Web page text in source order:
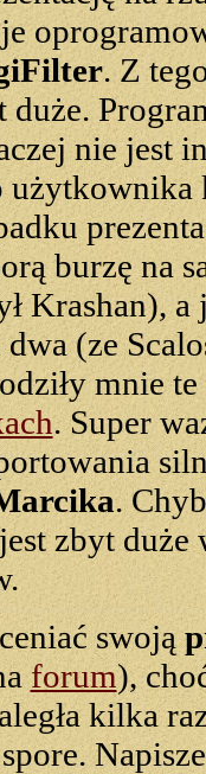
. Z
duże.
nie jest
użytkownika
burzę na
Krashan), a
dwa (ze
mnie
. Super
.
zbyt
swoją
forum),
kilka